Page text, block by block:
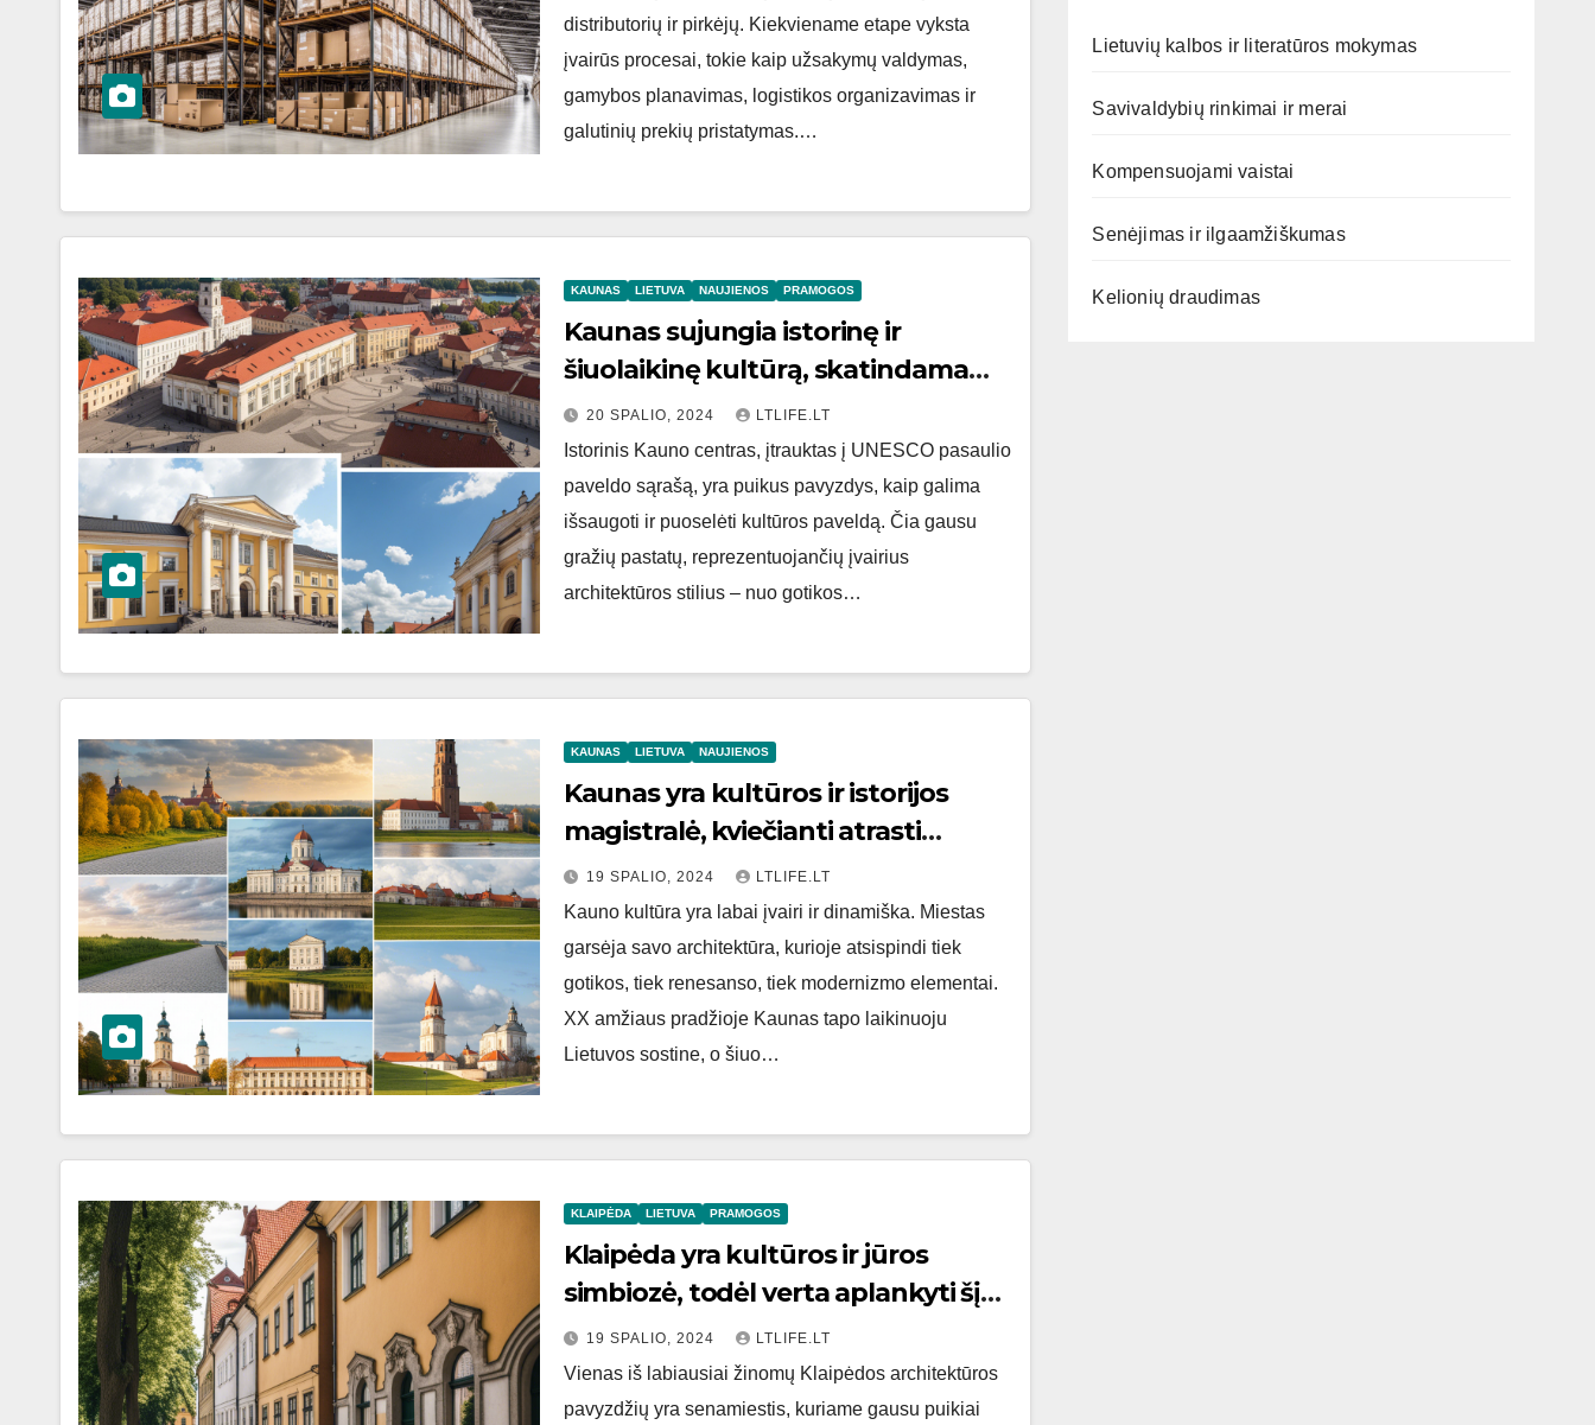
distributorių ir pirkėjų. Kiekviename etape vyksta
įvairūs procesai, tokie kaip užsakymų valdymas,
gamybos planavimas, logistikos organizavimas ir
galutinių prekių pristatymas.…
KAUNAS LIETUVA NAUJIENOS PRAMOGOS
Kaunas sujungia istorinę ir
šiuolaikinę kultūrą, skatindama
meninę ekspresiją ir inovacijas
20 SPALIO, 2024 LTLIFE.LT
Istorinis Kauno centras, įtrauktas į UNESCO pasaulio
paveldo sąrašą, yra puikus pavyzdys, kaip galima
išsaugoti ir puoselėti kultūros paveldą. Čia gausu
gražių pastatų, reprezentuojančių įvairius
architektūros stilius – nuo gotikos…
KAUNAS LIETUVA NAUJIENOS
Kaunas yra kultūros ir istorijos
magistralė, kviečianti atrasti
naujus horizontus
19 SPALIO, 2024 LTLIFE.LT
Kauno kultūra yra labai įvairi ir dinamiška. Miestas
garsėja savo architektūra, kurioje atsispindi tiek
gotikos, tiek renesanso, tiek modernizmo elementai.
XX amžiaus pradžioje Kaunas tapo laikinuoju
Lietuvos sostine, o šiuo…
KLAIPĖDA LIETUVA PRAMOGOS
Klaipėda yra kultūros ir jūros
simbiozė, todėl verta aplankyti šį
nepakartojamą Lietuvos perlą
19 SPALIO, 2024 LTLIFE.LT
Vienas iš labiausiai žinomų Klaipėdos architektūros
pavyzdžių yra senamiestis, kuriame gausu puikiai
Lietuvių kalbos ir literatūros mokymas
Savivaldybių rinkimai ir merai
Kompensuojami vaistai
Senėjimas ir ilgaamžiškumas
Kelionių draudimas